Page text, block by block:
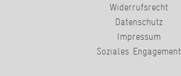
Widerrufsrecht
Datenschutz
Impressum
Soziales Engagement